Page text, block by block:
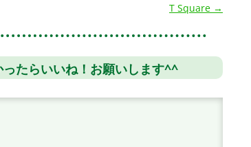
T Square →
たらいいね！お願いします^^